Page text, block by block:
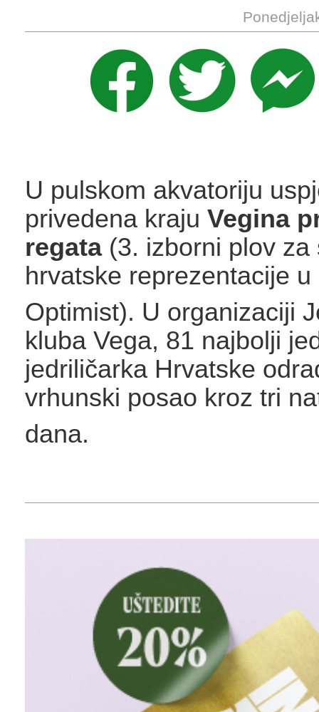
U pulskom akvatoriju
privedena kraju Vegina
regata(3. izborni plov za
hrvatske reprezentacije u
Optimist). U organizaciji
kluba Vega, 81 najbolji
jedriličarka Hrvatske
vrhunski posao kroz tri
dana.